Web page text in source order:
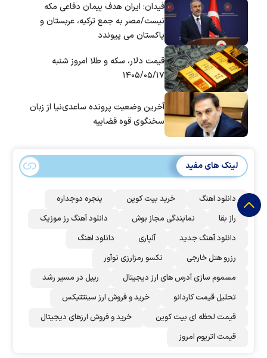
فیدان: ایران هدف پیمان دفاعی مکه
نیست/مصر به جمع ترکیه، عربستان و
پاکستان می پیوندد
قیمت دلار، سکه و طلا امروز شنبه
۱۴۰۵/۰۵/۱۷
آخرین وضعیت پرونده ساعدی‌نیا از زبان
سخنگوی قوه قضاییه
لینک های مفید
دانلود اهنگ خرید بیت کوین
پنجره دوجداره
راز بقا
نمایندگی مجاز بوش
دانلود آهنگ رز‌ موزیک
دانلود آهنگ جدید
آلپاری
دانلود اهنگ
رزرو هتل خارجی
نکسو رمزارزی نوآور
مسموم سازی آدرس های ارز دیجیتال
ریپل در مسیر رشد
تحلیل قیمت کاردانو
خرید و فروش ارز سینتتیکس
قیمت لحظه ای بیت کوین
خرید و فروش ارزهای دیجیتال
قیمت اتریوم امروز